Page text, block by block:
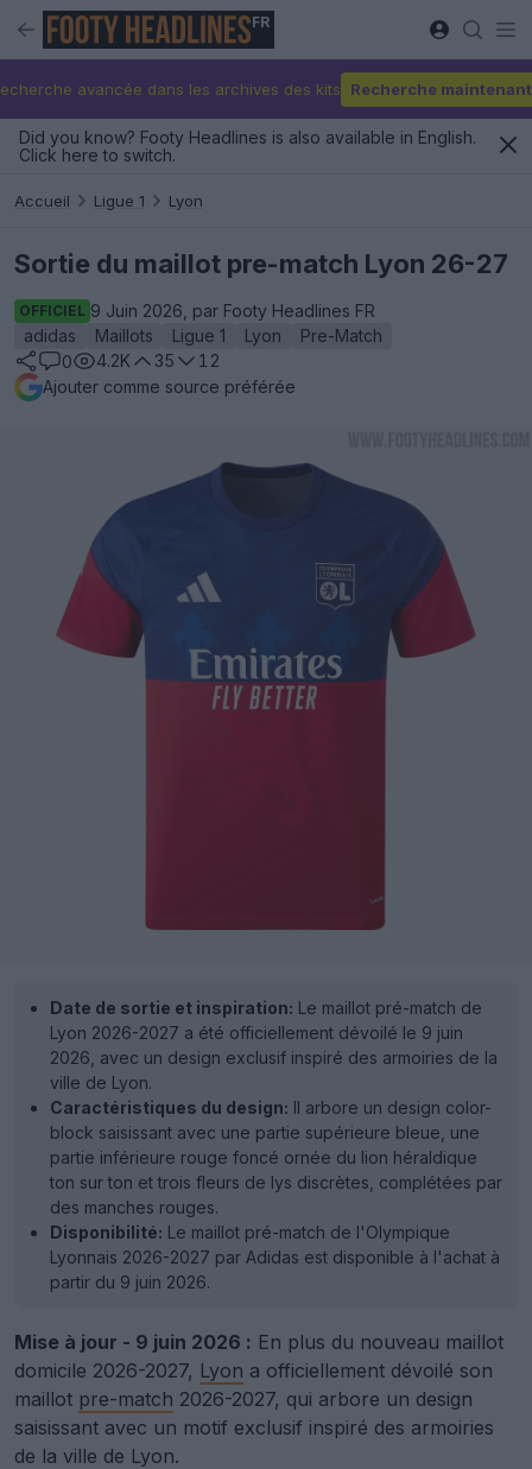
FR
avancée dans les archives des kits Recherche maintenant
Did you know? Footy Headlines is also available in English.
Click here to switch.
Accueil Ligue 1 Lyon
Sortie du maillot pre-match Lyon 26-27
OFFICIEL 9 Juin 2026, par Footy Headlines FR
adidas
Maillots Ligue 1 Lyon
Pre-Match
0
4.2K 35
12
Ajouter comme source préférée
Date de sortie et inspiration: Le maillot pré-match de
Lyon 2026-2027 a été officiellement dévoilé le 9 juin
2026, avec un design exclusif inspiré des armoiries de la
ville de Lyon.
Caractéristiques du design: Il arbore un design color-
block saisissant avec une partie supérieure bleue, une
partie inférieure rouge foncé ornée du lion héraldique
ton sur ton et trois fleurs de lys discrètes, complétées par
des manches rouges.
Disponibilité: Le maillot pré-match de l'Olympique
Lyonnais 2026-2027 par Adidas est disponible à l'achat à
partir du 9 juin 2026.
Mise à jour - 9 juin 2026 : En plus du nouveau maillot
domicile 2026-2027, Lyon a officiellement dévoilé son
maillot pre-match 2026-2027, qui arbore un design
saisissant avec un motif exclusif inspiré des armoiries
de la ville de Lyon.